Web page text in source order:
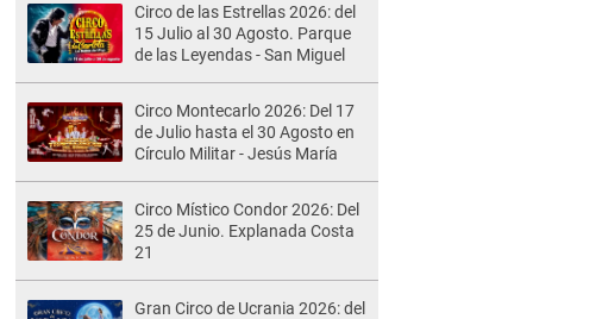
Circo de las Estrellas 2026: del
15 Julio al 30 Agosto. Parque
de las Leyendas - San Miguel
Circo Montecarlo 2026: Del 17
de Julio hasta el 30 Agosto en
Círculo Militar - Jesús María
Circo Místico Condor 2026: Del
25 de Junio. Explanada Costa
21
Gran Circo de Ucrania 2026: del